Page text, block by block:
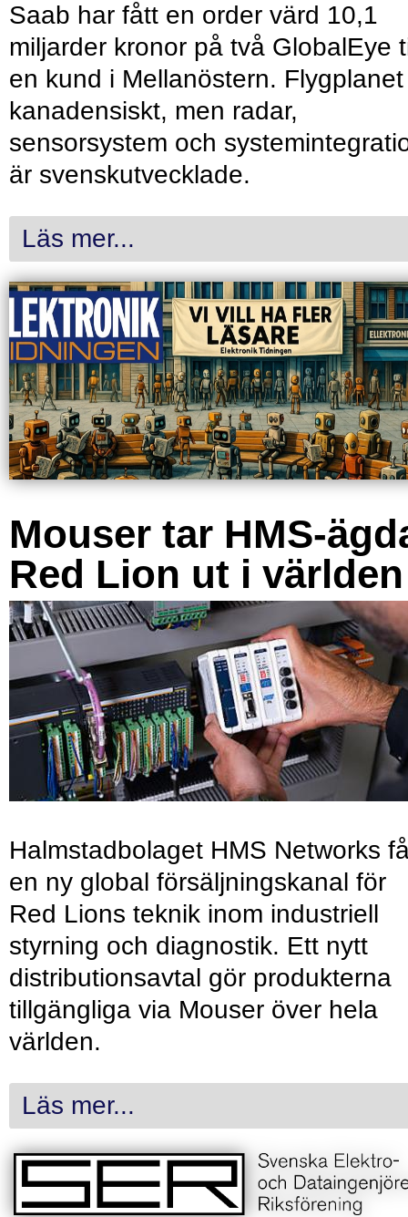
Saab har fått en order värd 10,1
miljarder kronor på två GlobalEye
en kund i Mellanöstern.
kanadensiskt, men radar,
sensorsystem och
är svenskutvecklade.
Läs mer...
Mouser tar HMS-
Red Lion ut i världen
Halmstadbolaget HMS Networks
en ny global försäljningskanal för
Red Lions teknik inom industriell
styrning och diagnostik. Ett nytt
distributionsavtal gör produkterna
tillgängliga via Mouser över hela
världen.
Läs mer...